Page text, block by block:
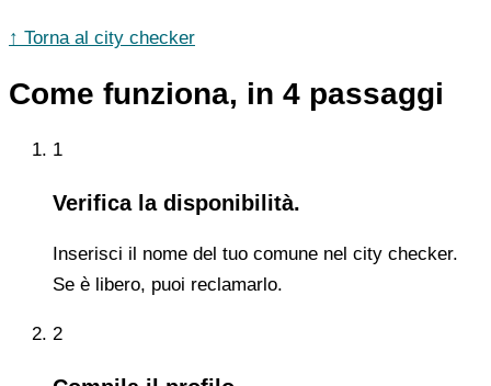
↑ Torna al city checker
Come funziona, in 4 passaggi
1
Verifica la disponibilità.
Inserisci il nome del tuo comune nel city checker.
Se è libero, puoi reclamarlo.
2